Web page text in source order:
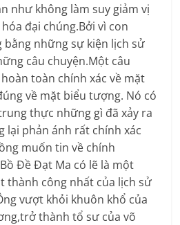
như không làm suy giảm vị
đại chúng.Bởi vì con
bằng những sự kiện lịch sử
câu chuyện.Một câu
toàn chính xác về mặt
về mặt biểu tượng. Nó có
thực những gì đã xảy ra
lại phản ánh rất chính xác
muốn tin về chính
Đề Đạt Ma có lẽ là một
thành công nhất của lịch sử
vượt khỏi khuôn khổ của
thành tổ sư của võ